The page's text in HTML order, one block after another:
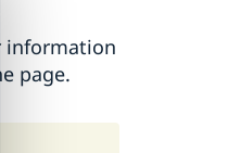
information
page.